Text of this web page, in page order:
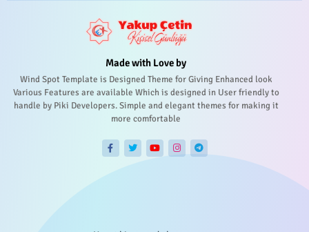
Made with Love by
Wind Spot Template is Designed Theme for Giving Enhanced look
Various Features are available Which is designed in User friendly to
handle by Piki Developers. Simple and elegant themes for making it
more comfortable